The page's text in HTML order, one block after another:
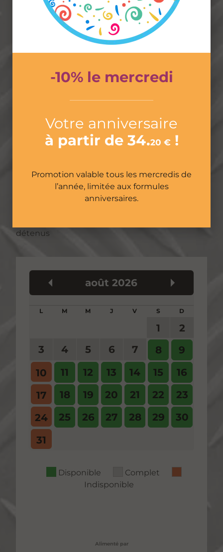
à partir de*
34,20€
*Promotion -10% applicable les mercredis
Nombre de défis relevés en moyenne par les
équipes :
– avec le pass 2h: la totalité
Constituez des équipes de 3 à 5 pers
détenus
août 2026
L M M J V S D
1
2
3
4 5 6 7 8
9
10
11 12 13 14 15
16
17
18 19 20 21 22
23
24
25 26 27 28 29
30
31
Disponible
Complet
Indisponible
Alimenté par
-10% le mercredi
Votre anniversaire
à partir de 34.20 €!
Promotion valable tous les mercredis de
l’année, limitée aux formules
anniversaires.